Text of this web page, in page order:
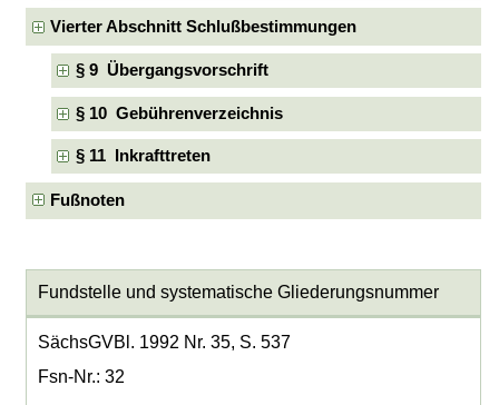
Vierter Abschnitt Schlußbestimmungen
§ 9 Übergangsvorschrift
§ 10 Gebührenverzeichnis
§ 11 Inkrafttreten
Fußnoten
Fundstelle und systematische Gliederungsnummer
SächsGVBl. 1992 Nr. 35, S. 537
Fsn-Nr.: 32